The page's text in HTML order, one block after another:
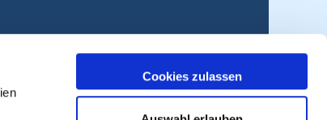
Cookies zulassen